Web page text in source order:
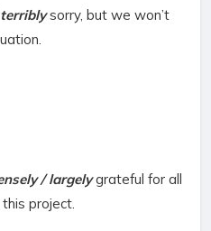
sorry, but we won’t
/ largelygrateful for all
this project.